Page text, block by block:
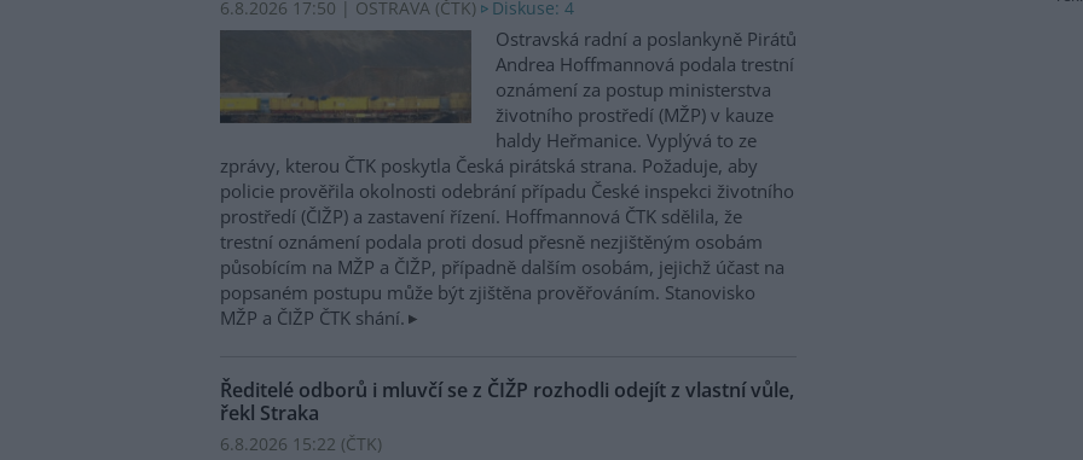
6.8.2026 17:50 | OSTRAVA (ČTK) Diskuse: 4
Ostravská radní a poslankyně Pirátů
Andrea Hoffmannová podala trestní
oznámení za postup ministerstva
životního prostředí (MŽP) v kauze
haldy Heřmanice. Vyplývá to ze
zprávy, kterou ČTK poskytla Česká pirátská strana. Požaduje, aby
policie prověřila okolnosti odebrání případu České inspekci životního
prostředí (ČIŽP) a zastavení řízení. Hoffmannová ČTK sdělila, že
trestní oznámení podala proti dosud přesně nezjištěným osobám
působícím na MŽP a ČIŽP, případně dalším osobám, jejichž účast na
popsaném postupu může být zjištěna prověřováním. Stanovisko
MŽP a ČIŽP ČTK shání.
Ředitelé odborů i mluvčí se z ČIŽP rozhodli odejít z vlastní vůle,
řekl Straka
6.8.2026 15:22 (ČTK)